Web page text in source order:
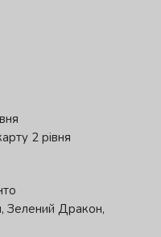
2 рівня
Зелений Дракон,